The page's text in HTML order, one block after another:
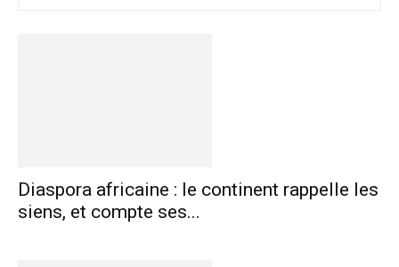
Diaspora africaine : le continent rappelle les
siens, et compte ses...